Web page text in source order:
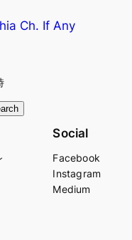
Ch. If Any
Social
Facebook
Instagram
Medium